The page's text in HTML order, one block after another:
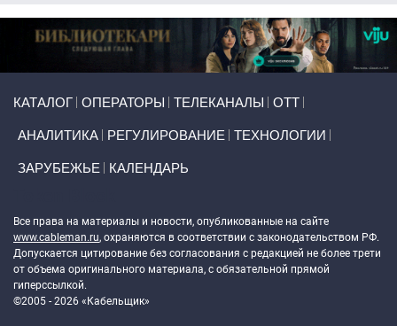
КАТАЛОГ ОПЕРАТОРЫ ТЕЛЕКАНАЛЫ ОТТ
АНАЛИТИКА РЕГУЛИРОВАНИЕ ТЕХНОЛОГИИ
ЗАРУБЕЖЬЕ КАЛЕНДАРЬ
Все права на материалы и новости, опубликованные на сайте
www.cableman.ru, охраняются в соответствии с законодательством РФ.
Допускается цитирование без согласования с редакцией не более трети
от объема оригинального материала, с обязательной прямой
гиперссылкой.
©2005 - 2026 «Кабельщик»